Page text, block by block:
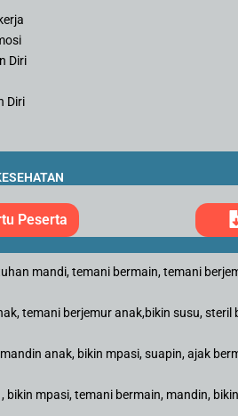
Diri
Diri
Peserta
mandi, temani bermain, temani
temani berjemur anak,bikin susu,
anak, bikin mpasi, suapin, ajak
mpasi, temani bermain, mandin, bikin